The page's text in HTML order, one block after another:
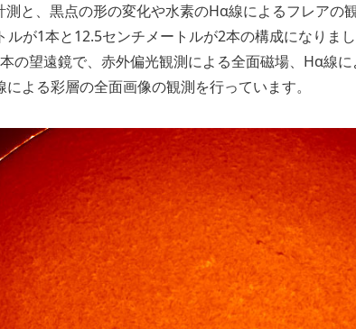
と、黒点の形の変化や水素のHα線によるフレアの
ルが1本と12.5センチメートルが2本の構成になりま
の望遠鏡で、赤外偏光観測による全面磁場、Hα線
よる彩層の全面画像の観測を行っています。